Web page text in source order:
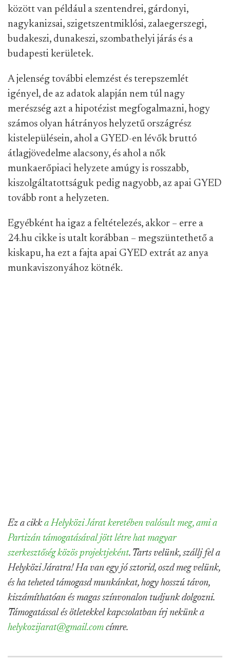
között van például a szentendrei, gárdonyi,
nagykanizsai, szigetszentmiklósi, zalaegerszegi,
budakeszi, dunakeszi, szombathelyi járás és a
budapesti kerületek.
A jelenség további elemzést és terepszemlét
igényel, de az adatok alapján nem túl nagy
merészség azt a hipotézist megfogalmazni, hogy
számos olyan hátrányos helyzetű országrész
kistelepülésein, ahol a GYED-en lévők bruttó
átlagjövedelme alacsony, és ahol a nők
munkaerőpiaci helyzete amúgy is rosszabb,
kiszolgáltatottságuk pedig nagyobb, az apai GYED
tovább ront a helyzeten.
Egyébként ha igaz a feltételezés, akkor – erre a
24.hu cikke is utalt korábban – megszüntethető a
kiskapu, ha ezt a fajta apai GYED extrát az anya
munkaviszonyához kötnék.
Ez a cikk a Helyközi Járat keretében valósult meg, ami a
Partizán támogatásával jött létre hat magyar
szerkesztőség közös projektjeként. Tarts velünk, szállj fel a
Helyközi Járatra! Ha van egy jó sztorid, oszd meg velünk,
és ha teheted támogasd munkánkat, hogy hosszú távon,
kiszámíthatóan és magas színvonalon tudjunk dolgozni.
Támogatással és ötletekkel kapcsolatban írj nekünk a
helykozijarat@gmail.com címre.